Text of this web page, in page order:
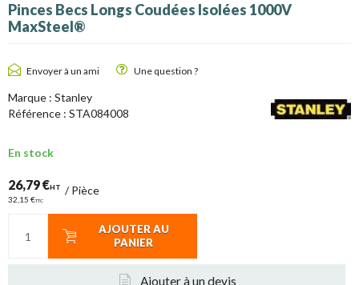
Pinces Becs Longs Coudées Isolées 1000V
MaxSteel®
Envoyer à un ami Une question ?
Marque : Stanley
Référence : STA084008
En stock
26,79 €HT
32,15 €TTC
/Pièce
AJOUTER AU
PANIER
Ajouter à un devis